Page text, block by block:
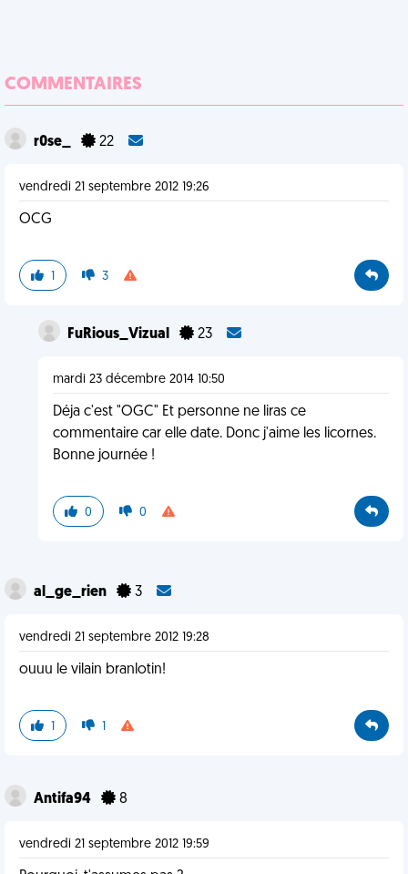
COMMENTAIRES
r0se_ 22
vendredi 21 septembre 2012 19:26
OCG
1 3
FuRious_Vizual 23
mardi 23 décembre 2014 10:50
Déja c'est "OGC" Et personne ne liras ce
commentaire car elle date. Donc j'aime les licornes.
Bonne journée !
0 0
al_ge_rien 3
vendredi 21 septembre 2012 19:28
ouuu le vilain branlotin!
1 1
Antifa94 8
vendredi 21 septembre 2012 19:59